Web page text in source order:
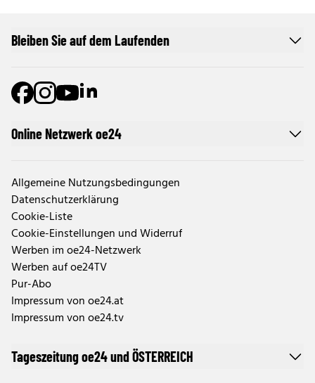
Online Netzwerk oe24
Allgemeine Nutzungsbedingungen
Datenschutzerklärung
Cookie-Liste
Cookie-Einstellungen und Widerruf
Werben im oe24-Netzwerk
Werben auf oe24TV
Pur-Abo
Impressum von oe24.at
Impressum von oe24.tv
Tageszeitung oe24 und ÖSTERREICH
Bleiben Sie auf dem Laufenden